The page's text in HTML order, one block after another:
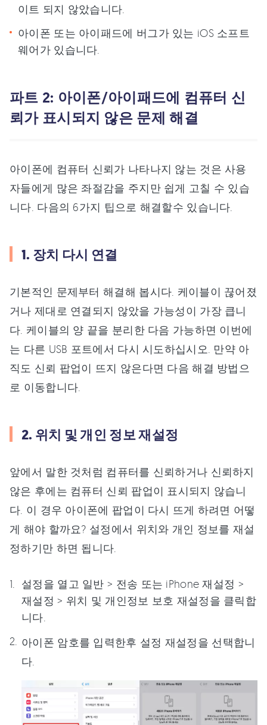
이트 되지 않았습니다.
아이폰 또는 아이패드에 버그가 있는 iOS 소프트
웨어가 있습니다.
파트 2: 아이폰/아이패드에 컴퓨터 신
뢰가 표시되지 않은 문제 해결
아이폰에 컴퓨터 신뢰가 나타나지 않는 것은 사용
자들에게 많은 좌절감을 주지만 쉽게 고칠 수 있습
니다. 다음의 6가지 팁으로 해결할수 있습니다.
1. 장치 다시 연결
기본적인 문제부터 해결해 봅시다. 케이블이 끊어졌
거나 제대로 연결되지 않았을 가능성이 가장 큽니
다. 케이블의 양 끝을 분리한 다음 가능하면 이번에
는 다른 USB 포트에서 다시 시도하십시오. 만약 아
직도 신뢰 팝업이 뜨지 않은다면 다음 해결 방법으
로 이동합니다.
2. 위치 및 개인 정보 재설정
앞에서 말한 것처럼 컴퓨터를 신뢰하거나 신뢰하지
않은 후에는 컴퓨터 신뢰 팝업이 표시되지 않습니
다. 이 경우 아이폰에 팝업이 다시 뜨게 하려면 어떻
게 해야 할까요? 설정에서 위치와 개인 정보를 재설
정하기만 하면 됩니다.
설정을 열고 일반 > 전송 또는 iPhone 재설정 >
재설정 > 위치 및 개인정보 보호 재설정을 클릭합
니다.
아이폰 암호를 입력한후 설정 재설정을 선택합니
다.